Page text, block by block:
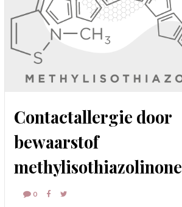
Contactallergie door
bewaarstof
methylisothiazolinone
0